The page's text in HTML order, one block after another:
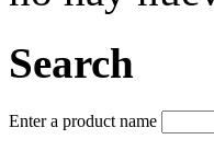
Search
Enter a product name